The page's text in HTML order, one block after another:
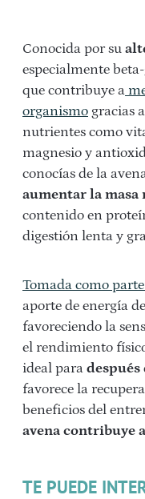
Conocida por su
especialmente
que contribuye a
organismo gracias
nutrientes como
magnesio y
conocías de la
aumentar la masa
contenido en
digestión lenta y
Tomada como
aporte de energía
favoreciendo la
el rendimiento
ideal para
favorece la
beneficios del
avena contribuye
TE PUEDE